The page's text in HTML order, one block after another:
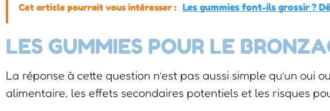
Cet article pourrait vous intéresser : Les gummies font-ils grossir ?
LES GUMMIES POUR LE
La réponse à cette question n’est pas aussi simple qu’un oui
alimentaire, les effets secondaires potentiels et les risques